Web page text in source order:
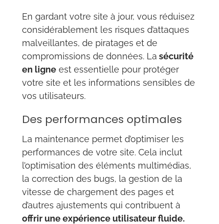
En gardant votre site à jour, vous réduisez
considérablement les risques d’attaques
malveillantes, de piratages et de
compromissions de données. La sécurité
en ligneest essentielle pour protéger
votre site et les informations sensibles de
vos utilisateurs.
Des performances optimales
La maintenance permet d’optimiser les
performances de votre site. Cela inclut
l’optimisation des éléments multimédias,
la correction des bugs, la gestion de la
vitesse de chargement des pages et
d’autres ajustements qui contribuent à
offrir une expérience utilisateur fluide.